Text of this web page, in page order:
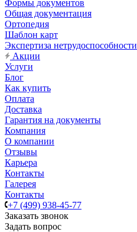
Формы документов
Общая документация
Ортопедия
Шаблон карт
Экспертиза нетрудоспособности
Акции
Услуги
Блог
Как купить
Оплата
Доставка
Гарантия на документы
Компания
О компании
Отзывы
Карьера
Контакты
Галерея
Контакты
+7 (499) 938-45-77
Заказать звонок
Задать вопрос